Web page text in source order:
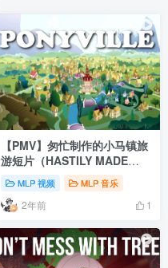
【PMV】匆忙制作的小马镇旅
游短片（HASTILY MADE
PONYVILLE TOURISM
VIDEO）
MLP 视频 MLP 音乐
2年前 1